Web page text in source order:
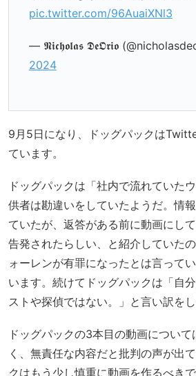
pic.twitter.com/96AuaiXNl3
— 𝕹𝖎𝖈𝖍𝖔𝖑𝖆𝖘 𝕯𝖊𝕺𝖗𝖎𝖔
2024
9月5日になり、ドッグパックは
ています。
ドッグパックは「社内で流れていた
供者は勘違いをしていたようだ。情
ていたが、返答がある前に動画にし
告発されたらしい、と紹介していた
ォーレンが有罪になったとは言って
います。続けてドッグパックは「自
ストや探偵ではない。」と言い訳をし
ドッグパックの3本目の動画につい
く、無責任な内容だと批判の声が出
クはもう少し慎重に動画を作るべきで